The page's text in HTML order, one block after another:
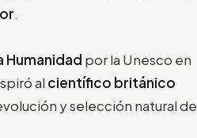
.
Humanidad por la Unesco en
al científico británico
y selección natural de